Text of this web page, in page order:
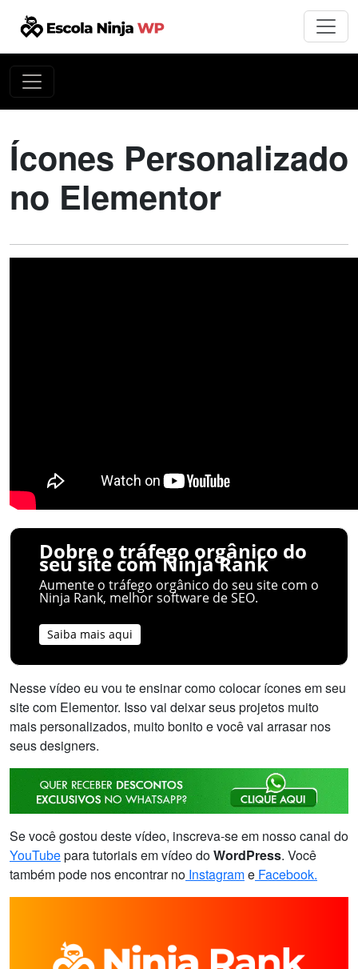
Ícones Personalizado
no Elementor
Dobre o tráfego orgânico do
seu site com Ninja Rank
Aumente o tráfego orgânico do seu site com o
Ninja Rank, melhor software de SEO.
Saiba mais aqui
Nesse vídeo eu vou te ensinar como colocar ícones em seu
site com Elementor. Isso vai deixar seus projetos muito
mais personalizados, muito bonito e você vai arrasar nos
seus designers.
Se você gostou deste vídeo, inscreva-se em nosso canal do
YouTubepara tutoriais em vídeo doWordPress. Você
também pode nos encontrar no Instagrame Facebook.